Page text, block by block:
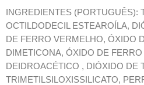
INGREDIENTES (PORTUGUÊS):
OCTILDODECIL ESTEAROÍLA,
DE FERRO VERMELHO, ÓXIDO
DIMETICONA, ÓXIDO DE
DEIDROACÉTICO , DIÓXIDO DE
TRIMETILSILOXISSILICATO,